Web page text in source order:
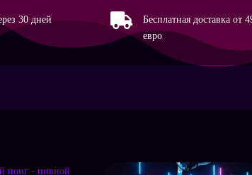
30 дней 
Бесплатная доставка от
евро